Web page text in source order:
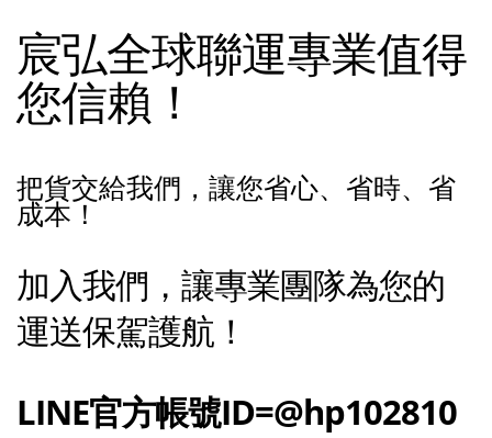
宸弘全球聯運專業值得
您信賴！
把貨交給我們，讓您省心、省時、省
成本！
加入我們，讓專業團隊為您的
運送保駕護航！
LINE官方帳號ID=@hp102810